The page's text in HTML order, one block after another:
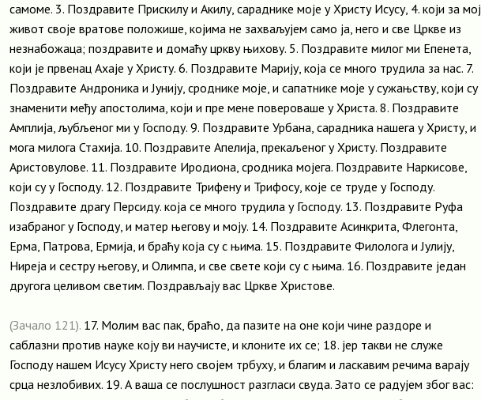
самоме. 3. Поздравите Прискилу и Акилу, сараднике моје у Христу Исусу, 4. који за мој
живот своје вратове положише, којима не захваљујем само ја, него и све Цркве из
незнабожаца; поздравите и домаћу цркву њихову. 5. Поздравите милог ми Епенета,
који је првенац Ахаје у Христу. 6. Поздравите Марију, која се много трудила за нас. 7.
Поздравите Андроника и Јунију, сроднике моје, и сапатнике моје у сужањству, који су
знаменити међу апостолима, који и пре мене повероваше у Христа. 8. Поздравите
Амплија, љубљеног ми у Господу. 9. Поздравите Урбана, сарадника нашега у Христу, и
мога милога Стахија. 10. Поздравите Апелија, прекаљеног у Христу. Поздравите
Аристовулове. 11. Поздравите Иродиона, сродника мојега. Поздравите Наркисове,
који су у Господу. 12. Поздравите Трифену и Трифосу, које се труде у Господу.
Поздравите драгу Персиду. која се много трудила у Господу. 13. Поздравите Руфа
изабраног у Господу, и матер његову и моју. 14. Поздравите Асинкрита, Флегонта,
Ерма, Патрова, Ермија, и браћу која су с њима. 15. Поздравите Филолога и Јулију,
Ниреја и сестру његову, и Олимпа, и све свете који су с њима. 16. Поздравите један
другога целивом светим. Поздрављају вас Цркве Христове.
(Зачало 121). 17. Молим вас пак, браћо, да пазите на оне који чине раздоре и
саблазни против науке коју ви научисте, и клоните их се; 18. јер такви не служе
Господу нашем Исусу Христу него својем трбуху, и благим и ласкавим речима варају
срца незлобивих. 19. А ваша се послушност разгласи свуда. Зато се радујем због вас: